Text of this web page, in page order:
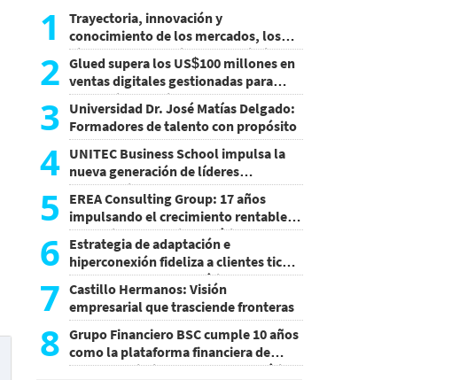
1
Trayectoria, innovación y
conocimiento de los mercados, los
pilares que consolidan el crecimiento
de Grupo LAFISE
2 Glued supera los US$100 millones en
ventas digitales gestionadas para
marcas internacionales
3 Universidad Dr. José Matías Delgado:
Formadores de talento con propósito
4 UNITEC Business School impulsa la
nueva generación de líderes
empresariales en Honduras
5
EREA Consulting Group: 17 años
impulsando el crecimiento rentable
de retailers en Latinoamérica
6 Estrategia de adaptación e
hiperconexión fideliza a clientes ticos
de Walmart Centroamérica
7 Castillo Hermanos: Visión
empresarial que trasciende fronteras
8 Grupo Financiero BSC cumple 10 años
como la plataforma financiera de
mayor crecimiento en Centroamérica